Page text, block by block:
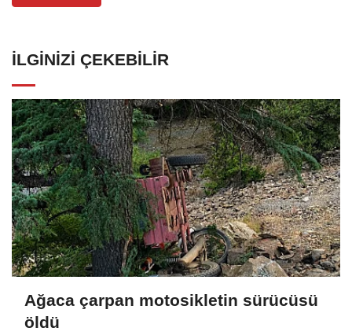
İLGINIZI ÇEKEBILIR
Ağaca çarpan motosikletin sürücüsü
öldü